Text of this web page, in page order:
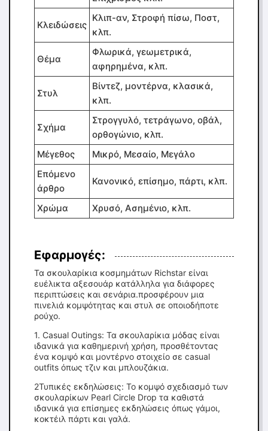
Κλειδώσεις
Κλιπ-αν, Στροφή πίσω, Ποστ,
κλπ.
Θέμα
Φλωρικά, γεωμετρικά,
αφηρημένα, κλπ.
Στυλ
Βίντεζ, μοντέρνα, κλασικά,
κλπ.
Σχήμα
Στρογγυλό, τετράγωνο, οβάλ,
ορθογώνιο, κλπ.
Μέγεθος
Μικρό, Μεσαίο, Μεγάλο
Επόμενο
άρθρο
Κανονικό, επίσημο, πάρτι, κλπ.
Χρώμα Χρυσό, Ασημένιο, κλπ.
Εφαρμογές:
Τα σκουλαρίκια κοσμημάτων Richstar είναι
ευέλικτα αξεσουάρ κατάλληλα για διάφορες
περιπτώσεις και σενάρια.προσφέρουν μια
πινελιά κομψότητας και στυλ σε οποιοδήποτε
ρούχο.
1. Casual Outings: Τα σκουλαρίκια μόδας είναι
ιδανικά για καθημερινή χρήση, προσθέτοντας
ένα κομψό και μοντέρνο στοιχείο σε casual
outfits όπως τζιν και μπλουζάκια.
2Τυπικές εκδηλώσεις: Το κομψό σχεδιασμό των
σκουλαρίκων Pearl Circle Drop τα καθιστά
ιδανικά για επίσημες εκδηλώσεις όπως γάμοι,
κοκτέιλ πάρτι και γαλά.